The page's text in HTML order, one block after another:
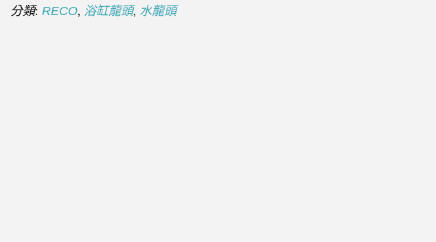
分類: RECO, 浴缸龍頭, 水龍頭